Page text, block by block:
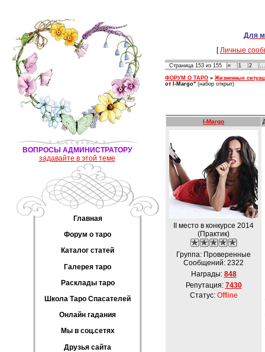
ВОПРОСЫ АДМИНИСТРАТОРУ
задавайте в этой теме
Главная
Форум о таро
Каталог статей
Галерея таро
Расклады таро
Школа Таро Спасателей
Онлайн гадания
Мы в соц.сетях
Друзья сайта
Для
[ Личные
Страница 153 из 155 « 1 2 …
ФОРУМ О ТАРО » Жизненные
от I-Margo" (набор открыт)
I-Margo
II место в конкурсе 2014
(Практик)
Группа: Проверенные
Сообщений: 2322
Награды: 848
Репутация: 7430
Статус: Offline